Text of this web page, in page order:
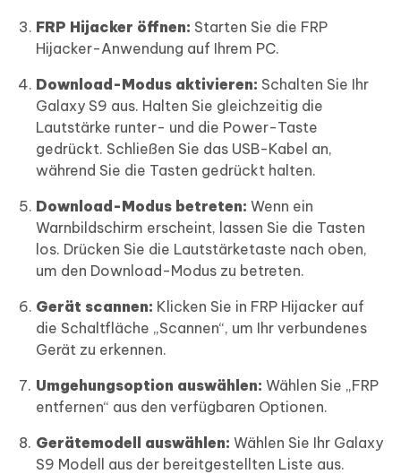
FRP Hijacker öffnen: Starten Sie die FRP
Hijacker-Anwendung auf Ihrem PC.
Download-Modus aktivieren: Schalten Sie Ihr
Galaxy S9 aus. Halten Sie gleichzeitig die
Lautstärke runter- und die Power-Taste
gedrückt. Schließen Sie das USB-Kabel an,
während Sie die Tasten gedrückt halten.
Download-Modus betreten: Wenn ein
Warnbildschirm erscheint, lassen Sie die Tasten
los. Drücken Sie die Lautstärketaste nach oben,
um den Download-Modus zu betreten.
Gerät scannen: Klicken Sie in FRP Hijacker auf
die Schaltfläche „Scannen“, um Ihr verbundenes
Gerät zu erkennen.
Umgehungsoption auswählen: Wählen Sie „FRP
entfernen“ aus den verfügbaren Optionen.
Gerätemodell auswählen: Wählen Sie Ihr Galaxy
S9 Modell aus der bereitgestellten Liste aus.